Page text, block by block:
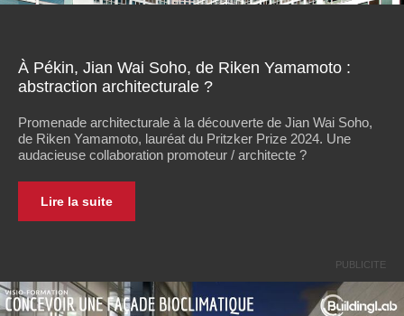
À Pékin, Jian Wai Soho, de Riken Yamamoto :
abstraction architecturale ?
Promenade architecturale à la découverte de Jian Wai Soho,
de Riken Yamamoto, lauréat du Pritzker Prize 2024. Une
audacieuse collaboration promoteur / architecte ?
Lire la suite
PUBLICITE